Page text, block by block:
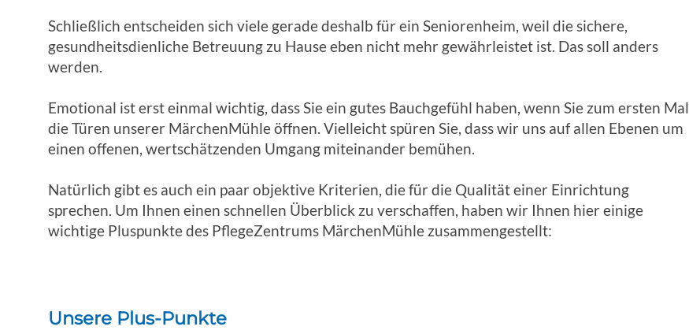
Schließlich entscheiden sich viele gerade deshalb für ein Seniorenheim, weil die sichere,
gesundheitsdienliche Betreuung zu Hause eben nicht mehr gewährleistet ist. Das soll anders
werden.
Emotional ist erst einmal wichtig, dass Sie ein gutes Bauchgefühl haben, wenn Sie zum ersten Mal
die Türen unserer MärchenMühle öffnen. Vielleicht spüren Sie, dass wir uns auf allen Ebenen um
einen offenen, wertschätzenden Umgang miteinander bemühen.
Natürlich gibt es auch ein paar objektive Kriterien, die für die Qualität einer Einrichtung
sprechen. Um Ihnen einen schnellen Überblick zu verschaffen, haben wir Ihnen hier einige
wichtige Pluspunkte des PflegeZentrums MärchenMühle zusammengestellt:
Unsere Plus-Punkte